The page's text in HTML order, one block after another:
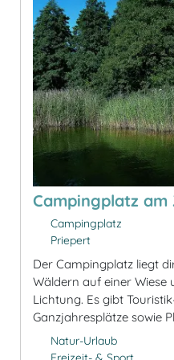
Campingplatz am
Campingplatz
Priepert
Der Campingplatz liegt
Wäldern auf einer Wiese
Lichtung. Es gibt
Ganzjahresplätze sowie
Natur-Urlaub